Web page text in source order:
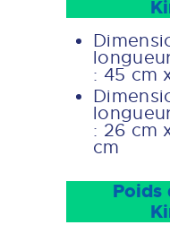
: 45 cm
: 26 cm
cm
Poids